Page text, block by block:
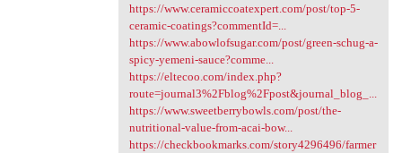
https://www.ceramiccoatexpert.com/post/top-5-
ceramic-coatings?commentId=...
https://www.abowlofsugar.com/post/green-schug-a-
spicy-yemeni-sauce?comme...
https://eltecoo.com/index.php?
route=journal3%2Fblog%2Fpost&journal_blog_...
https://www.sweetberrybowls.com/post/the-
nutritional-value-from-acai-bow...
https://checkbookmarks.com/story4296496/farmer